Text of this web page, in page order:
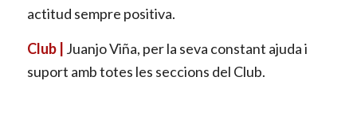
actitud sempre positiva.
Club | Juanjo Viña, per la seva constant ajuda i
suport amb totes les seccions del Club.